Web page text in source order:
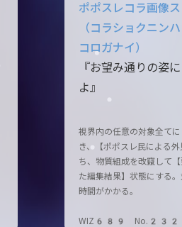
ポポスレコラ画像
（コラショクニン
コロガナイ）
『お望み通りの姿
よ』
視界内の任意の対象全て
き、【ポポスレ民による
ち、物質組成を改竄して
た編集結果】状態にする
時間がかかる。
WIZ689